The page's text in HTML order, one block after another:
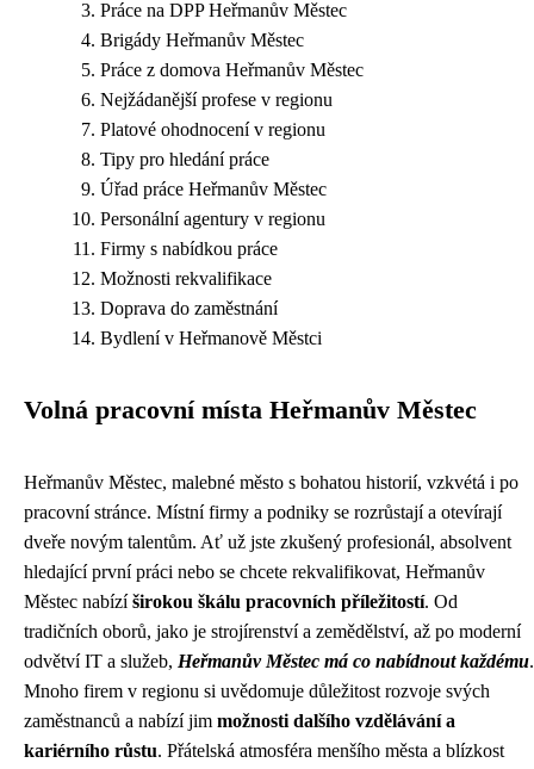
Práce na DPP Heřmanův Městec
Brigády Heřmanův Městec
Práce z domova Heřmanův Městec
Nejžádanější profese v regionu
Platové ohodnocení v regionu
Tipy pro hledání práce
Úřad práce Heřmanův Městec
Personální agentury v regionu
Firmy s nabídkou práce
Možnosti rekvalifikace
Doprava do zaměstnání
Bydlení v Heřmanově Městci
Volná pracovní místa Heřmanův Městec
Heřmanův Městec, malebné město s bohatou historií, vzkvétá i po
pracovní stránce. Místní firmy a podniky se rozrůstají a otevírají
dveře novým talentům. Ať už jste zkušený profesionál, absolvent
hledající první práci nebo se chcete rekvalifikovat, Heřmanův
Městec nabízíširokou škálu pracovních příležitostí. Od
tradičních oborů, jako je strojírenství a zemědělství, až po moderní
odvětví IT a služeb, Heřmanův Městec má co nabídnout každému.
Mnoho firem v regionu si uvědomuje důležitost rozvoje svých
zaměstnanců a nabízí jim možnosti dalšího vzdělávání a
kariérního růstu. Přátelská atmosféra menšího města a blízkost